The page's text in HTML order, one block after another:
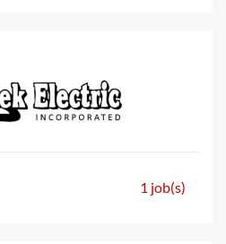
1 job(s)